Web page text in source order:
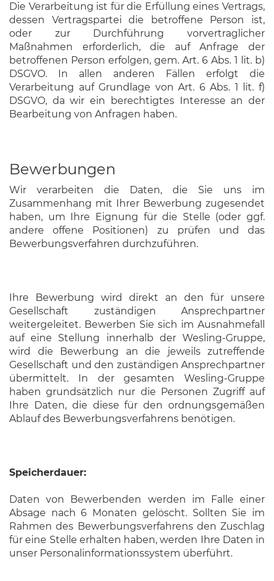
Die Verarbeitung ist für die Erfüllung eines Vertrags,
dessen Vertragspartei die betroffene Person ist,
oder zur Durchführung vorvertraglicher
Maßnahmen erforderlich, die auf Anfrage der
betroffenen Person erfolgen, gem. Art. 6 Abs. 1 lit. b)
DSGVO. In allen anderen Fällen erfolgt die
Verarbeitung auf Grundlage von Art. 6 Abs. 1 lit. f)
DSGVO, da wir ein berechtigtes Interesse an der
Bearbeitung von Anfragen haben.
Bewerbungen
Wir verarbeiten die Daten, die Sie uns im
Zusammenhang mit Ihrer Bewerbung zugesendet
haben, um Ihre Eignung für die Stelle (oder ggf.
andere offene Positionen) zu prüfen und das
Bewerbungsverfahren durchzuführen.
Ihre Bewerbung wird direkt an den für unsere
Gesellschaft zuständigen Ansprechpartner
weitergeleitet. Bewerben Sie sich im Ausnahmefall
auf eine Stellung innerhalb der Wesling-Gruppe,
wird die Bewerbung an die jeweils zutreffende
Gesellschaft und den zuständigen Ansprechpartner
übermittelt. In der gesamten Wesling-Gruppe
haben grundsätzlich nur die Personen Zugriff auf
Ihre Daten, die diese für den ordnungsgemäßen
Ablauf des Bewerbungsverfahrens benötigen.
Speicherdauer:
Daten von Bewerbenden werden im Falle einer
Absage nach 6 Monaten gelöscht. Sollten Sie im
Rahmen des Bewerbungsverfahrens den Zuschlag
für eine Stelle erhalten haben, werden Ihre Daten in
unser Personalinformationssystem überführt.